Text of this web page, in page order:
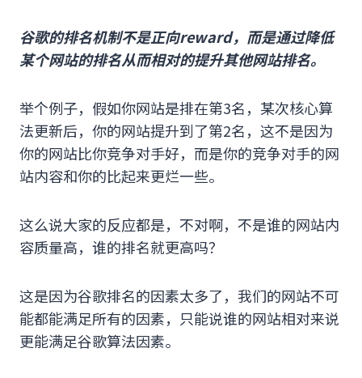
谷歌的排名机制不是正向reward，而是通过降低
某个网站的排名从而相对的提升其他网站排名。
举个例子，假如你网站是排在第3名，某次核心算
法更新后，你的网站提升到了第2名，这不是因为
你的网站比你竞争对手好，而是你的竞争对手的网
站内容和你的比起来更烂一些。
这么说大家的反应都是，不对啊，不是谁的网站内
容质量高，谁的排名就更高吗？
这是因为谷歌排名的因素太多了，我们的网站不可
能都能满足所有的因素，只能说谁的网站相对来说
更能满足谷歌算法因素。